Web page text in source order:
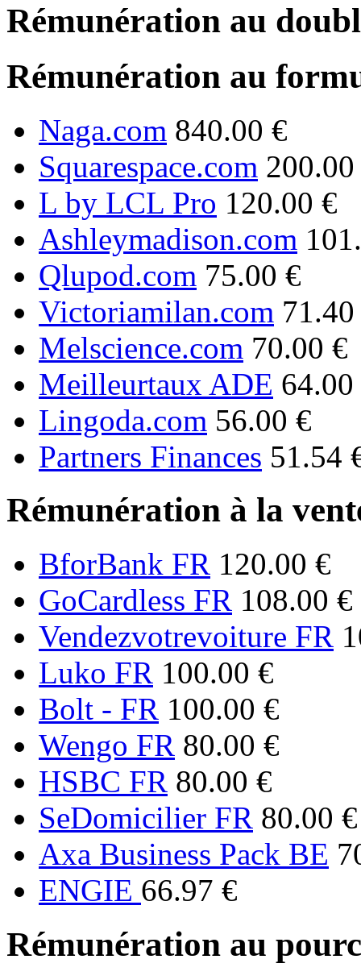
Rémunération au
Rémunération au
Naga.com 840.00 €
Squarespace.com
L by LCL Pro 120.00 €
Ashleymadison.com
Qlupod.com 75.00 €
Victoriamilan.com
Melscience.com 70.00 €
Meilleurtaux ADE 64.00
Lingoda.com 56.00 €
Partners Finances 51.54
Rémunération à la
BforBank FR 120.00 €
GoCardless FR 108.00 €
Vendezvotrevoiture FR
Luko FR 100.00 €
Bolt - FR 100.00 €
Wengo FR 80.00 €
HSBC FR 80.00 €
SeDomicilier FR 80.00 €
Axa Business Pack BE
ENGIE 66.97 €
Rémunération au